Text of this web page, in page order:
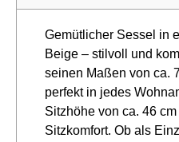
Gemütlicher Sessel in
Beige – stilvoll und
seinen Maßen von ca.
perfekt in jedes
Sitzhöhe von ca. 46
Sitzkomfort. Ob als